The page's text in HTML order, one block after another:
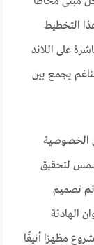
التخطيط
على اللاند
يجمع بين
الخصوصية
لتحقيق
تصميم
الهادئة
مظهرًا أنيقًا